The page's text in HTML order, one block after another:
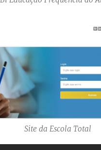
Site da Escola Total